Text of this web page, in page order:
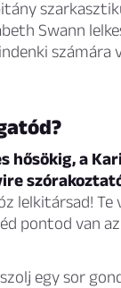
Swann
hősökig, a
lelkitársad!
pontod van
egy sor